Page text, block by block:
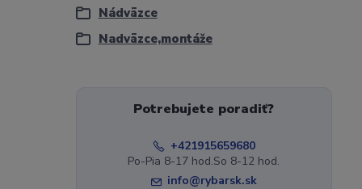
Nádväzce
Nadväzce,montáže
Potrebujete poradiť?
+421915659680
Po-Pia 8-17 hod.So 8-12 hod.
info@rybarsk.sk